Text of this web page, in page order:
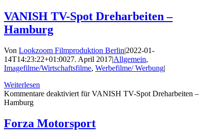
VANISH TV-Spot Dreharbeiten –
Hamburg
Von Lookzoom Filmproduktion Berlin|2022-01-
14T14:23:22+01:0027. April 2017|Allgemein,
Imagefilme/Wirtschaftsfilme, Werbefilme/ Werbung|
Weiterlesen
Kommentare deaktiviert für VANISH TV-Spot Dreharbeiten –
Hamburg
Forza Motorsport